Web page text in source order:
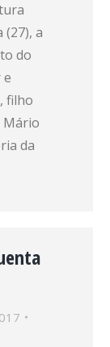
a
do
e
filho
Mário
da